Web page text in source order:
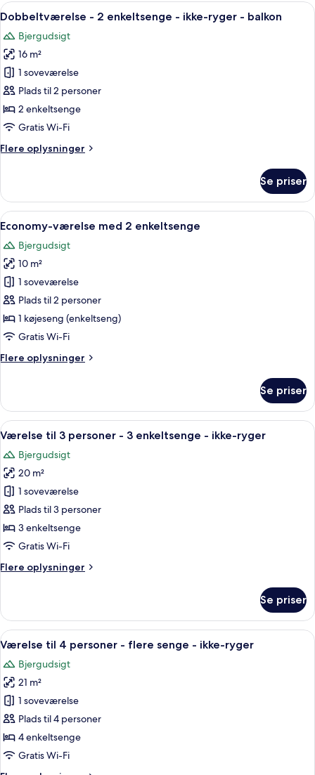
enkeltsenge
ikke-
ryger
Indlæs
alle
billeder
af
Dobbeltværelse
-
2
enkeltsenge
ikke-
balkon
Et hotelværelse med to senge, et
10
Dobbeltværelse - 2 enkeltsenge - ikke-ryger - balkon
Bjergudsigt
16 m²
1 soveværelse
Plads til 2 personer
2 enkeltsenge
Gratis Wi-Fi
Flere oplysninger
Flere
-
enkeltsenge
ikke-
ryger
balkon
Se priser
Indlæs
alle
billeder
af
Economy-
værelse
med
2
Et trægulvsrum med køjesenge, et
4
Economy-værelse med 2 enkeltsenge
Bjergudsigt
10 m²
1 soveværelse
Plads til 2 personer
1 køjeseng (enkeltseng)
Gratis Wi-Fi
Flere oplysninger
Flere
værelse
med
2
Se priser
Indlæs
alle
billeder
af
Værelse
til
3
personer
3
ikke-
ryger
Enkel indkvartering med et enkelt
4
Værelse til 3 personer - 3 enkeltsenge - ikke-ryger
Bjergudsigt
20 m²
1 soveværelse
Plads til 3 personer
3 enkeltsenge
Gratis Wi-Fi
Flere oplysninger
Flere
til
personer
3
enkeltsenge
ikke-
ryger
Se priser
Indlæs
alle
billeder
af
Værelse
til
4
personer
Et værelse med to senge, et
6
Værelse til 4 personer - flere senge - ikke-ryger
Bjergudsigt
21 m²
1 soveværelse
Plads til 4 personer
4 enkeltsenge
Gratis Wi-Fi